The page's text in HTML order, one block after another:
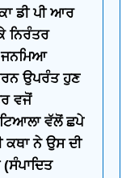
ਡੀ ਪੀ ਆਰ
ਨਿਰੰਤਰ
ਜਨਮਿਆ
ਉਪਰੰਤ ਹੁਣ
ਵਜੋਂ
ਵੱਲੋਂ ਛਪੇ
ਕਥਾ ਨੇ ਉਸ ਦੀ